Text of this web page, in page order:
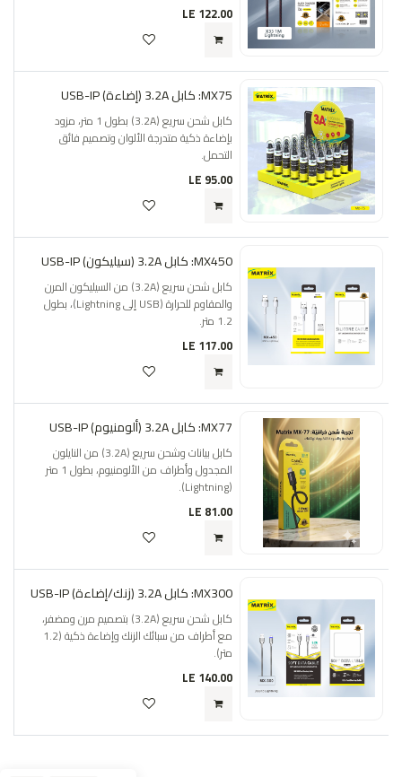
122.00
MX75: كابل 3.2A (إضاءة) USB-IP
كابل شحن سريع (3.2A) بطول 1 متر، مزود
بإضاءة ذكية متدرجة الألوان وتصميم فائق
التحمل.
95.00
MX450: كابل 3.2A (سيليكون) USB-IP
كابل شحن سريع (3.2A) من السيليكون المرن
والمقاوم للحرارة (USB إلى Lightning)، بطول
1.2 متر.
117.00
MX77: كابل 3.2A (ألومنيوم) USB-IP
كابل بيانات وشحن سريع (3.2A) من النايلون
المجدول وأطراف من الألومنيوم، بطول 1 متر
(Lightning).
81.00
MX300: كابل 3.2A (زنك/إضاءة) USB-IP
كابل شحن سريع (3.2A) بتصميم مرن ومضفر،
مع أطراف من سبائك الزنك وإضاءة ذكية (1.2
متر).
140.00